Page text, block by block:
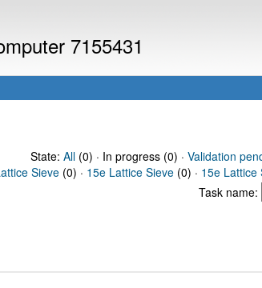
7155431
State: All(0) · In progress (0) · Validation
Sieve (0) · 15e Lattice Sieve (0) · 15e Lattice
Task name: